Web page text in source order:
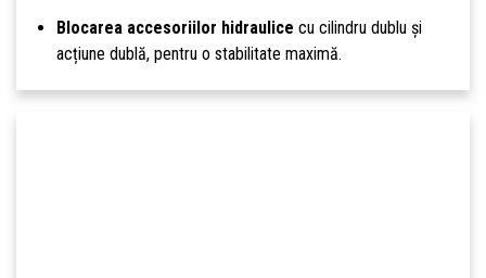
Blocarea accesoriilor hidraulice cu cilindru dublu și
acțiune dublă, pentru o stabilitate maximă.